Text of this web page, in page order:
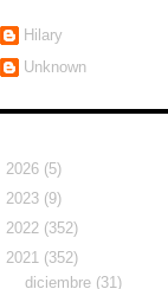
Hilary
Unknown
2026 (5)
2023 (9)
2022 (352)
2021 (352)
diciembre (31)